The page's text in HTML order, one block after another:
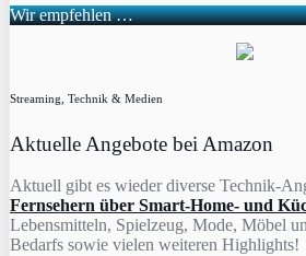
Wir empfehlen …
Streaming, Technik & Medien
Aktuelle Angebote bei Amazon
Aktuell gibt es wieder diverse Technik-
Fernsehern über Smart-Home- und
Lebensmitteln, Spielzeug, Mode, Möbel
Bedarfs sowie vielen weiteren Highlights!